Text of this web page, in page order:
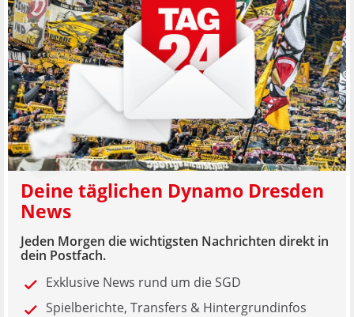
Deine täglichen Dynamo Dresden
News
Jeden Morgen die wichtigsten Nachrichten direkt in
dein Postfach.
Exklusive News rund um die SGD
Spielberichte, Transfers & Hintergrundinfos